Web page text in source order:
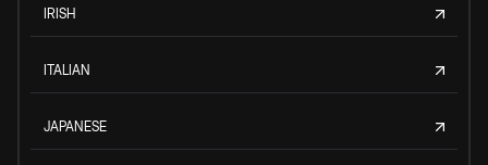
IRISH
ITALIAN
JAPANESE